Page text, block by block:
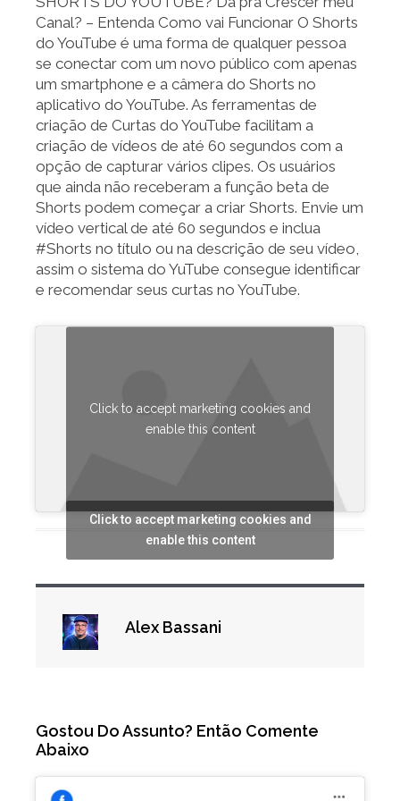
Canal? – Entenda Como vai Funcionar O Shorts
do YouTube é uma forma de qualquer pessoa
se conectar com um novo público com apenas
um smartphone e a câmera do Shorts no
aplicativo do YouTube. As ferramentas de
criação de Curtas do YouTube facilitam a
criação de vídeos de até 60 segundos com a
opção de capturar vários clipes. Os usuários
que ainda não receberam a função beta de
Shorts podem começar a criar Shorts. Envie um
vídeo vertical de até 60 segundos e inclua
#Shorts no título ou na descrição de seu vídeo,
assim o sistema do YuTube consegue identificar
e recomendar seus curtas no YouTube.
Click to accept marketing cookies and
enable this content
Click to accept marketing cookies and
enable this content
Alex Bassani
Gostou Do Assunto? Então Comente
Abaixo